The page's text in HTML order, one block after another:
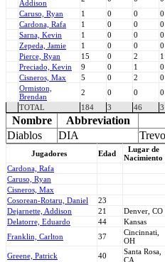
Addison
Caruso, Ryan
1 0 0 0
Cardona, Rafa
1 0 0 0
Sarna, Kevin
1 0 0 0
Zepeda, Jamie
1 0 0 0
Pierce, Ryan
15 0 2 1
Preciado, Kevin
9 0 1 0
Cisneros, Max
5 0 2 0
Ormiston,
Brendan
2 0 0 0
TOTAL
184 3 46 3
Nombre Abbreviation
Diablos
DIA
Jugadores Edad
Lugar de
Nacimiento
Cardona, Rafa
Caruso, Ryan
Cisneros, Max
Cosorean-Rotaru, Daniel
23
Dejarnette, Addison
21 Denver, CO
Delatorre, Eduardo
44 Kansas
Franklin, Carlton
37
Cincinnati,
OH
Greene, Patrick 40
Santa Rosa,
CA